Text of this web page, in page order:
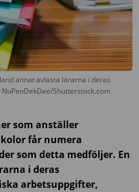
annat avlasta lärarna i deras
Shutterstock.com
som anställer
får numera
som detta medföljer. En
i deras
arbetsuppgifter,